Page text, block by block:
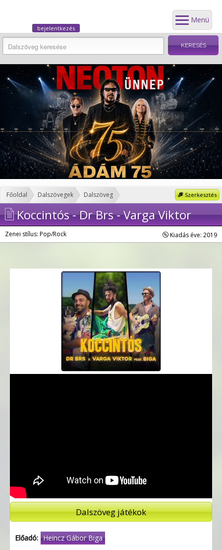
Menü
bejelentkezés
Szerkesztés
Főoldal Dalszövegek Dalszöveg
Koccintós - Dr Brs - Varga Viktor
Zenei stílus: Pop/Rock Kiadás éve: 2019
Dalszöveg játékok
Előadó: Heincz Gábor Biga